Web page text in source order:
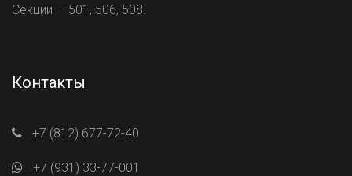
Секции — 501, 506, 508.
Контакты
+7 (812) 677-72-40
+7 (931) 33-77-001